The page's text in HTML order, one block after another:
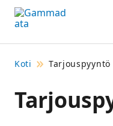
Siirry
pääsisältöönt
Koti Tarjouspyyntö